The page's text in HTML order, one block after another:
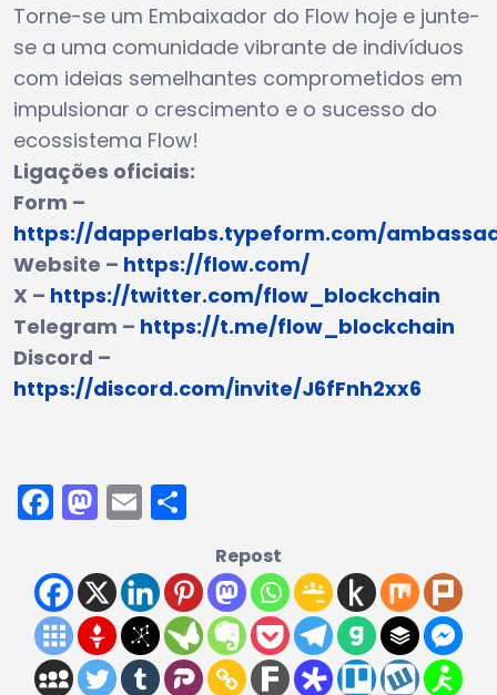
Torne-se um Embaixador do Flow hoje e junte-
se a uma comunidade vibrante de indivíduos
com ideias semelhantes comprometidos em
impulsionar o crescimento e o sucesso do
ecossistema Flow!
Ligações oficiais:
Form –
https://dapperlabs.typeform.com/
Website – https://flow.com/
X – https://twitter.com/flow_blockchain
Telegram – https://t.me/flow_blockchain
Discord –
https://discord.com/invite/J6fFnh2xx6
Facebook
Mastodon
Email
Repost